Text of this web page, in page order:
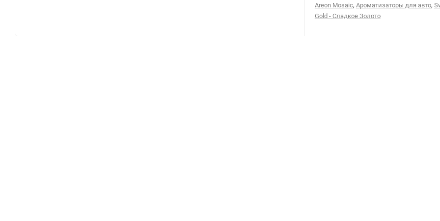
Areon Mosaic, Ароматизаторы для авто,
Gold - Сладкое Золото